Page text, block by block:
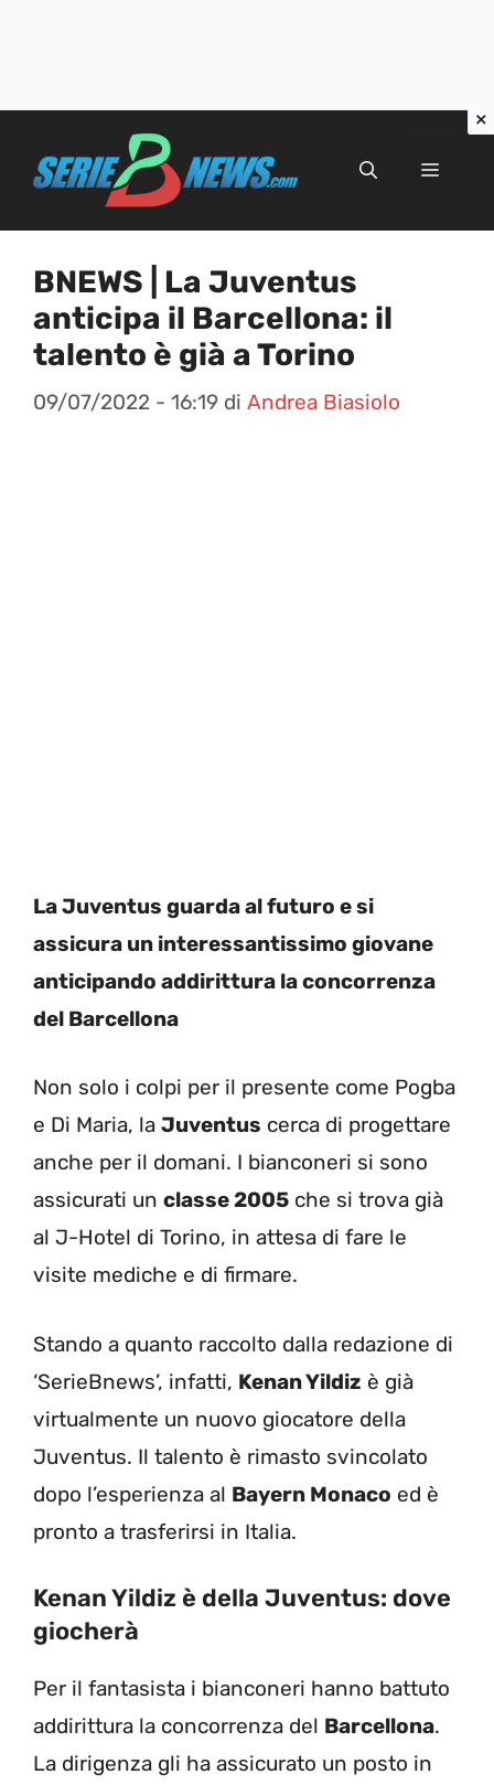
Menu
BNEWS | La Juventus
anticipa il Barcellona: il
talento è già a Torino
09/07/2022 - 16:19 di Andrea Biasiolo
La Juventus guarda al futuro e si
assicura un interessantissimo giovane
anticipando addirittura la concorrenza
del Barcellona
Non solo i colpi per il presente come Pogba
e Di Maria, la Juventus cerca di progettare
anche per il domani. I bianconeri si sono
assicurati un classe 2005 che si trova già
al J-Hotel di Torino, in attesa di fare le
visite mediche e di firmare.
Stando a quanto raccolto dalla redazione di
‘SerieBnews’, infatti, Kenan Yildiz è già
virtualmente un nuovo giocatore della
Juventus. Il talento è rimasto svincolato
dopo l’esperienza al Bayern Monaco ed è
pronto a trasferirsi in Italia.
Kenan Yildiz è della Juventus: dove
giocherà
Per il fantasista i bianconeri hanno battuto
addirittura la concorrenza del Barcellona.
La dirigenza gli ha assicurato un posto in